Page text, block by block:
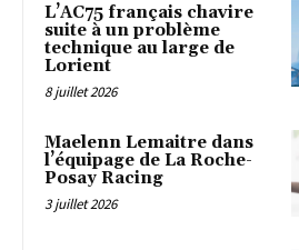
L’AC75 français chavire
suite à un problème
technique au large de
Lorient
8 juillet 2026
Maelenn Lemaitre dans
l’équipage de La Roche-
Posay Racing
3 juillet 2026